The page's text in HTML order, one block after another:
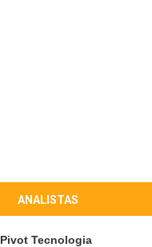
ANALISTAS
Pivot Tecnologia